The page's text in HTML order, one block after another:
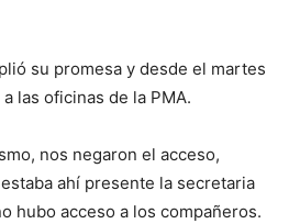
su promesa y desde el martes
las oficinas de la PMA.
nos negaron el acceso,
ahí presente la secretaria
hubo acceso a los compañeros.